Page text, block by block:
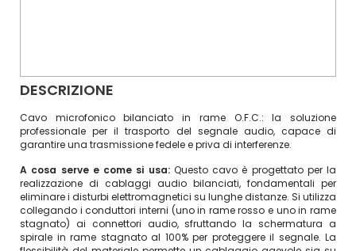
DESCRIZIONE
Cavo microfonico bilanciato in rame O.F.C.: la soluzione
professionale per il trasporto del segnale audio, capace di
garantire una trasmissione fedele e priva di interferenze.
A cosa serve e come si usa: Questo cavo è progettato per la
realizzazione di cablaggi audio bilanciati, fondamentali per
eliminare i disturbi elettromagnetici su lunghe distanze. Si utilizza
collegando i conduttori interni (uno in rame rosso e uno in rame
stagnato) ai connettori audio, sfruttando la schermatura a
spirale in rame stagnato al 100% per proteggere il segnale. La